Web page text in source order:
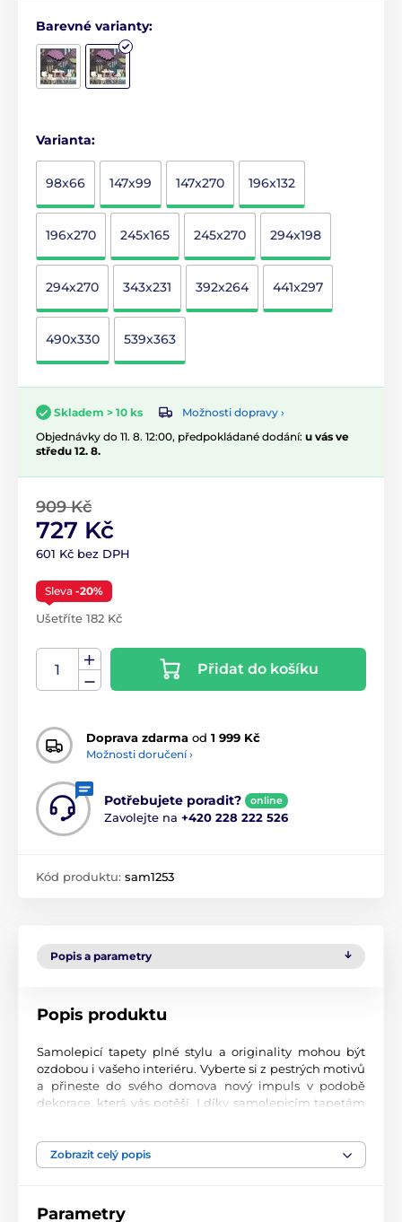
Barevné varianty:
Varianta:
98x66 147x99 147x270 196x132
196x270 245x165 245x270 294x198
294x270 343x231 392x264 441x297
490x330 539x363
Skladem > 10 ks
Možnosti dopravy ›
Objednávky do 11. 8. 12:00, předpokládané dodání: u vás ve
středu 12. 8.
909 Kč
727 Kč
601 Kč bez DPH
Sleva -20%
Ušetříte 182 Kč
Přidat do košíku
Doprava zdarma od 1 999 Kč
Možnosti doručení ›
Potřebujete poradit? online
Zavolejte na +420 228 222 526
Kód produktu: sam1253
Popis a parametry
Popis produktu
Samolepicí tapety plné stylu a originality mohou být
ozdobou i vašeho interiéru. Vyberte si z pestrých motivů
a přineste do svého domova nový impuls v podobě
dekorace, která vás potěší. I díky samolepicím tapetám
Perfektní tiskové zpracování
materiál s jemným povrchem a matným vzhledem. Tisk
Zobrazit celý popis
Parametry